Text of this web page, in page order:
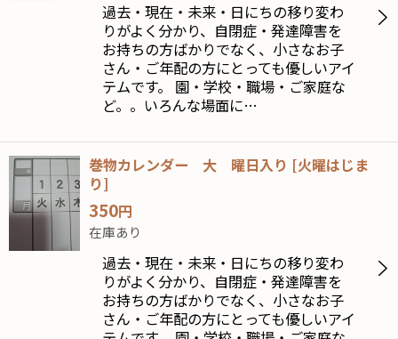
過去・現在・未来・日にちの移り変わ
りがよく分かり、自閉症・発達障害を
お持ちの方ばかりでなく、小さなお子
さん・ご年配の方にとっても優しいアイ
テムです。 園・学校・職場・ご家庭な
ど。。いろんな場面に…
巻物カレンダー 大 曜日入り [火曜はじま
り]
350円
在庫あり
過去・現在・未来・日にちの移り変わ
りがよく分かり、自閉症・発達障害を
お持ちの方ばかりでなく、小さなお子
さん・ご年配の方にとっても優しいアイ